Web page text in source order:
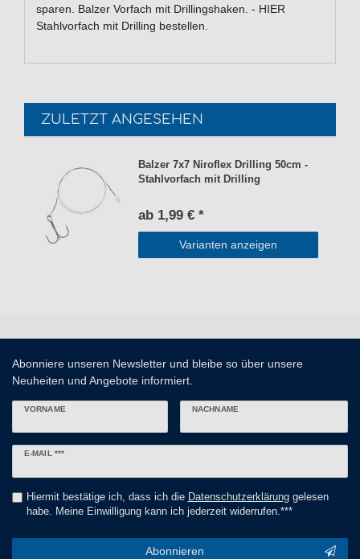
sparen. Balzer Vorfach mit Drillingshaken. - HIER
Stahlvorfach mit Drilling bestellen.
ZULETZT ANGESEHEN
Balzer 7x7 Niroflex Drilling 50cm -
Stahlvorfach mit Drilling
ab 1,99 € *
Varianten anzeigen
Abonniere unseren Newsletter und bleibe so über unsere
Neuheiten und Angebote informiert.
VORNAME NACHNAME
E-MAIL ***
Newsletter
Hiermit bestätige ich, dass ich die Daten­schutz­erklärunggelesen
habe. Meine Einwilligung kann ich jederzeit widerrufen.***
Abonnieren